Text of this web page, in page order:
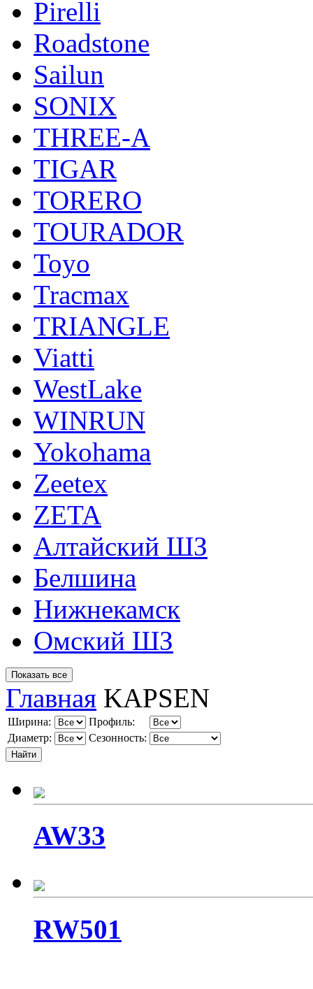
Pirelli
Roadstone
Sailun
SONIX
THREE-A
TIGAR
TORERO
TOURADOR
Toyo
Tracmax
TRIANGLE
Viatti
WestLake
WINRUN
Yokohama
Zeetex
ZETA
Алтайский ШЗ
Белшина
Нижнекамск
Омский ШЗ
Главная KAPSEN
Ширина:
Профиль:
Диаметр:
Сезонность:
AW33
RW501